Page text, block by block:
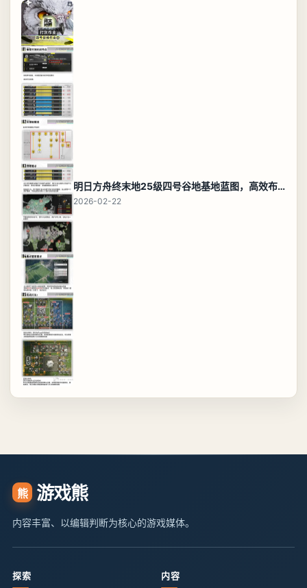
明日方舟终末地25级四号谷地基地蓝图，高效布局规划
2026-02-22
熊 游戏熊
内容丰富、以编辑判断为核心的游戏媒体。
探索 内容